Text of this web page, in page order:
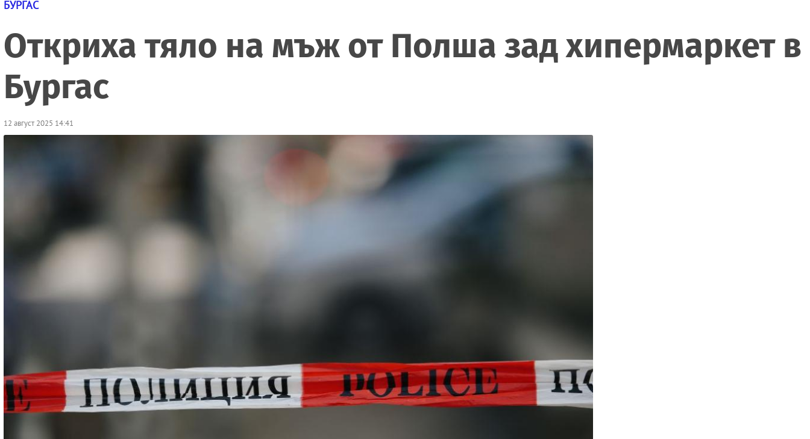
БУРГАС
Откриха тяло на мъж от Полша зад хипермаркет в
Бургас
12 август 2025 14:41